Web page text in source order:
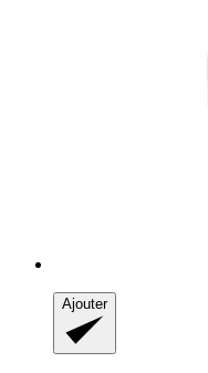
Ajouter